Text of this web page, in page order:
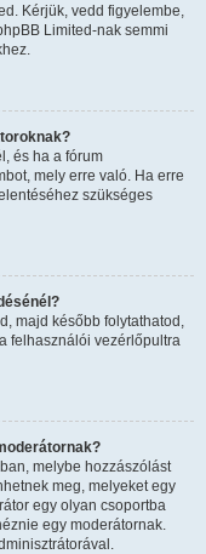
Kérjük, vedd figyelembe,
Limited-nak semmi
és ha a fórum
mely erre való. Ha erre
szükséges
majd később folytathatod,
felhasználói vezérlőpultra
melybe hozzászólást
meg, melyeket egy
egy olyan csoportba
egy moderátornak.